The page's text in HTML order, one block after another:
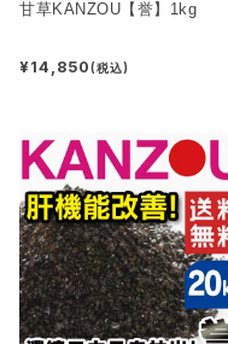
甘草KANZOU【誉】1kg
¥14,850(税込)